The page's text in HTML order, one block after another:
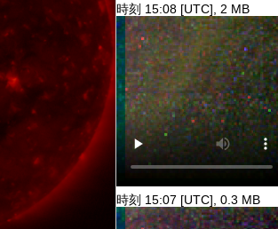
時刻 15:08 [UTC], 2 MB
時刻 15:07 [UTC], 0.3 MB